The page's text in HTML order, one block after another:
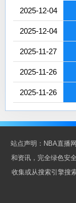
2025-12-04
2025-12-04
2025-11-27
2025-11-26
2025-11-26
站点声明：NBA直播
和资讯，完全绿色安
收集或从搜索引擎搜